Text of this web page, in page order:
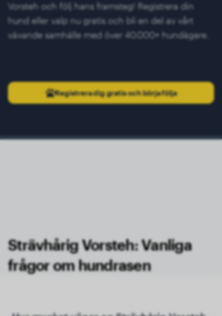
Vorsteh och följ hans framsteg! Registrera din
hund eller valp nu gratis och bli en del av vårt
växande samhälle med över 40.000+ hundägare.
Registrera dig gratis och börja följa
Strävhårig Vorsteh: Vanliga
frågor om hundrasen